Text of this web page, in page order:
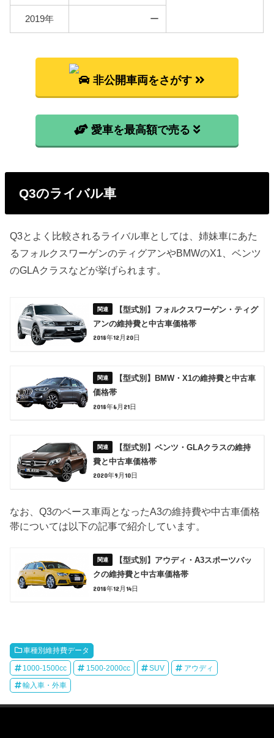
8UCZD
8UCCZF
8UCULB
8UCULC
2019年 ー
非公開車両をさがす
愛車を最高額で売る
Q3のライバル車
Q3とよく比較されるライバル車としては、姉妹車にあた
るフォルクスワーゲンのティグアンやBMWのX1、ベンツ
のGLAクラスなどが挙げられます。
【型式別】フォルクスワーゲン・ティグ
アンの維持費と中古車価格帯
2018年12月20日
【型式別】BMW・X1の維持費と中古車
価格帯
2018年6月21日
【型式別】ベンツ・GLAクラスの維持
費と中古車価格帯
2020年9月10日
なお、Q3のベース車両となったA3の維持費や中古車価格
帯については以下の記事で紹介しています。
【型式別】アウディ・A3スポーツバッ
クの維持費と中古車価格帯
2018年12月14日
車種別維持費データ
1000-1500cc 1500-2000cc SUV アウディ
輸入車・外車